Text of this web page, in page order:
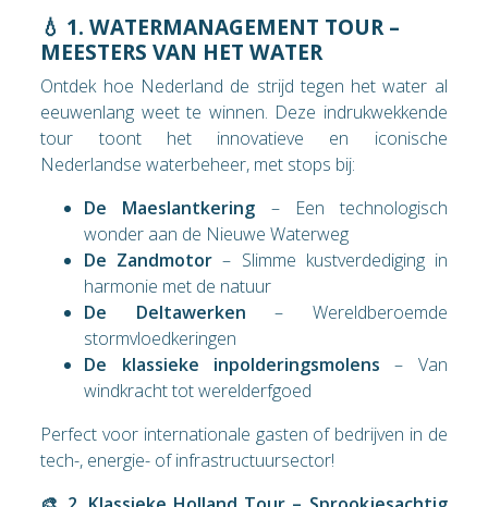
💧 1. WATERMANAGEMENT TOUR –
MEESTERS VAN HET WATER
Ontdek hoe Nederland de strijd tegen het water al
eeuwenlang weet te winnen. Deze indrukwekkende
tour toont het innovatieve en iconische
Nederlandse waterbeheer, met stops bij:
De Maeslantkering – Een technologisch
wonder aan de Nieuwe Waterweg
De Zandmotor – Slimme kustverdediging in
harmonie met de natuur
De Deltawerken – Wereldberoemde
stormvloedkeringen
De klassieke inpolderingsmolens – Van
windkracht tot werelderfgoed
Perfect voor internationale gasten of bedrijven in de
tech-, energie- of infrastructuursector!